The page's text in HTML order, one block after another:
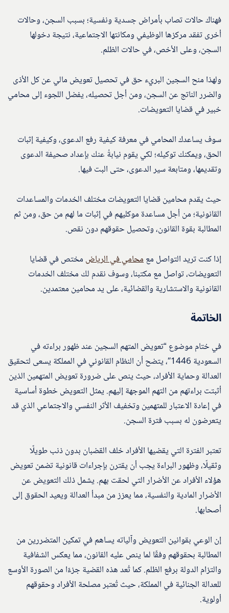
فهناك حالات تصاب بأمراض جسدية ونفسية؛ بسبب السجن، وحالات
أخرى تفقد مركزها الوظيفي ومكانتها الاجتماعية، نتيجة دخولها
السجن، وعلى الأخص، في حالات الظلم.
ولهذا منح السجين البريء حق في تحصيل تعويض مالي عن كل الأذى
والضرر الناتج عن السجن، ومن أجل تحصيله، يفضل اللجوء إلى محامي
خبير في قضايا التعويضات.
سوف يساعدك المحامي في معرفة كيفية رفع الدعوى، وكيفية إثبات
الحق، ويمكنك توكيله؛ لكي يقوم نيابةُ عنك بإعداد صحيفة الدعوى
وتقديمها، ومتابعة سير الدعوى، حتى البت فيها.
حيث يقدم محامين قضايا التعويضات مختلف الخدمات والمساعدات
القانونية؛ من أجل مساعدة موكليهم في إثبات ما لهم من حق، ومن ثم
المطالبة بقوة القانون، وتحصيل حقوقهم دون نقص.
إذا كنت تريد التواصل معمحامي في الرياض مختص في قضايا
التعويضات، تواصل مع مكتبنا، وسوف نقدم لك مختلف الخدمات
القانونية والاستشارية والقضائية، على يد محامين معتمدين.
الخاتمة
في ختام موضوع “تعويض المتهم السجين عند ظهور براءته في
السعودية 1446″، يتضح أن النظام القانوني في المملكة يسعى لتحقيق
العدالة وحماية الأفراد، حيث ينص على ضرورة تعويض المتهمين الذين
أثبتت براءتهم من التهم الموجهة إليهم. يمثل التعويض خطوة أساسية
في إعادة الاعتبار للمتهمين وتخفيف الأثر النفسي والاجتماعي الذي قد
يتعرضون له بسبب فترة السجن.
تعتبر الفترة التي يقضيها الأفراد خلف القضبان بدون ذنب طويلًا
وثقيلًا، وظهور البراءة يجب أن يقترن بإجراءات قانونية تضمن تعويض
هؤلاء الأفراد عن الأضرار التي لحقت بهم. يشمل ذلك التعويض عن
الأضرار المادية والنفسية، مما يعزز من مبدأ العدالة ويعيد الحقوق إلى
أصحابها.
إن الوعي بقوانين التعويض وآلياته يساهم في تمكين المتضررين من
المطالبة بحقوقهم وفقًا لما ينص عليه القانون، مما يعكس الشفافية
والتزام الدولة برفع الظلم. كما تُعد هذه القضية جزءًا من الصورة الأوسع
للعدالة الجنائية في المملكة، حيث تُعتبر مصلحة الأفراد وحقوقهم
أولوية.